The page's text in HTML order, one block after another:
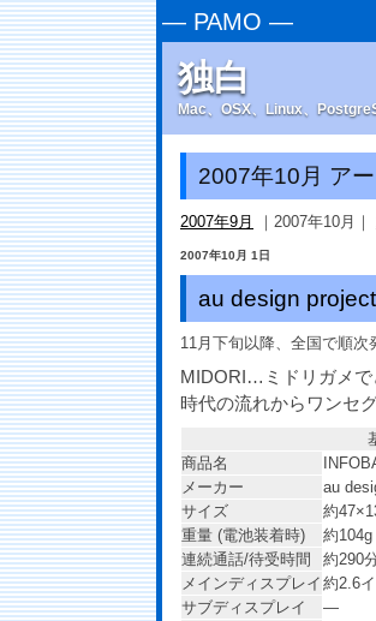
— PAMO —
独白
Mac、OSX、Linux、
2007年10月 ア
2007年9月 ｜2007年10月｜
2007年10月 1日
au design
11月下旬以降、全国で順次
MIDORI…ミドリガメで
時代の流れからワンセ
商品名
メーカー
au
サイズ
約
重量 (電池装着時)
約104g
連続通話/待受時間
約290
メインディスプレイ 約2.6
サブディスプレイ
―